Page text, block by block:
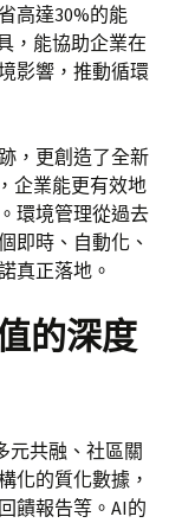
高達30%的能
，能協助企業在
影響，推動循環
，更創造了全新
企業能更有效地
環境管理從過去
即時、自動化、
真正落地。
的深度
元共融、社區關
化的質化數據，
饋報告等。AI的